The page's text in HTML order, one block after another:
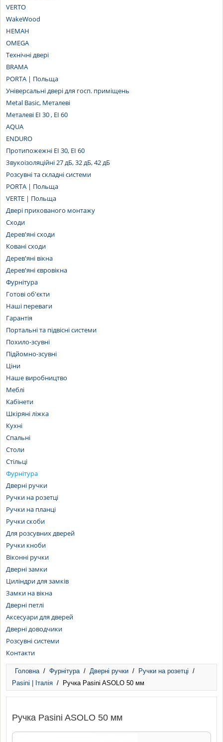
VERTO
WakeWood
НЕМАН
OMEGA
Технічні двері
BRAMA
PORTA | Польща
Універсальні двері для госп. приміщень
Metal Basic, Металеві
Металеві EI 30 , EI 60
AQUA
ENDURO
Протипожежні EI 30, EI 60
Звукоізоляційні 27 дБ, 32 дБ, 42 дБ
Розсувні та складні системи
PORTA | Польща
VERTE | Польща
Двері прихованого монтажу
Сходи
Дерев'яні сходи
Ковані сходи
Дерев'яні вікна
Дерев'яні євровікна
Фурнітура
Готові об'єкти
Наші переваги
Гарантія
Портальні та підвісні системи
Похило-зсувні
Підйомно-зсувні
Ціни
Наше виробництво
Меблі
Кабінети
Шкіряні ліжка
Кухні
Спальні
Столи
Стільці
Фурнітура
Дверні ручки
Ручки на розетці
Ручки на планці
Ручки скоби
Для розсувних дверей
Ручки кноби
Віконні ручки
Дверні замки
Циліндри для замків
Замки на вікна
Дверні петлі
Аксесуари для дверей
Дверні доводчики
Розсувні системи
Контакти
Головна / Фурнітура / Дверні ручки / Ручки на розетці /
Pasini | Італія / Ручка Pasini ASOLO 50 мм
Ручка Pasini ASOLO 50 мм